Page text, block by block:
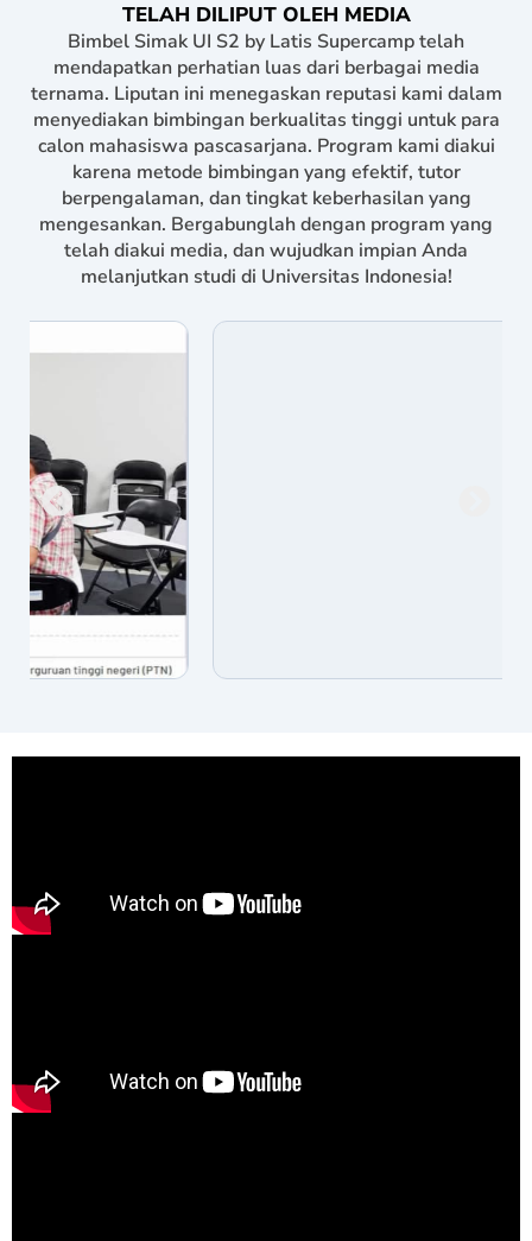
TELAH DILIPUT OLEH MEDIA
Bimbel Simak UI S2 by Latis Supercamp telah
mendapatkan perhatian luas dari berbagai media
ternama. Liputan ini menegaskan reputasi kami dalam
menyediakan bimbingan berkualitas tinggi untuk para
calon mahasiswa pascasarjana. Program kami diakui
karena metode bimbingan yang efektif, tutor
berpengalaman, dan tingkat keberhasilan yang
mengesankan. Bergabunglah dengan program yang
telah diakui media, dan wujudkan impian Anda
melanjutkan studi di Universitas Indonesia!